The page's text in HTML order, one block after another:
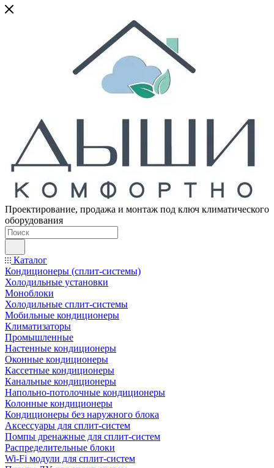
Проектирование, продажа и монтаж под ключ климатического
оборудования
Каталог
Кондиционеры (сплит-системы)
Холодильные установки
Моноблоки
Холодильные сплит-системы
Мобильные кондиционеры
Климатизаторы
Промышленные
Настенные кондиционеры
Оконные кондиционеры
Кассетные кондиционеры
Канальные кондиционеры
Напольно-потолочные кондиционеры
Колонные кондиционеры
Кондиционеры без наружного блока
Аксессуары для сплит-систем
Помпы дренажные для сплит-систем
Распределительные блоки
Wi-Fi модули для сплит-систем